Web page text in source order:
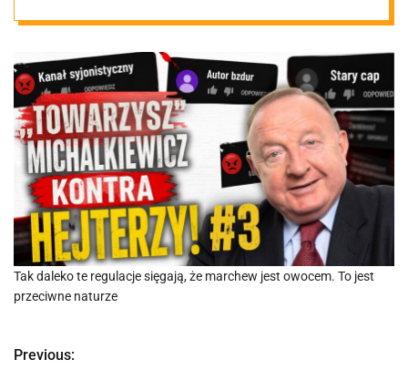
Tak daleko te regulacje sięgają, że marchew jest owocem. To jest
przeciwne naturze
N
Previous: